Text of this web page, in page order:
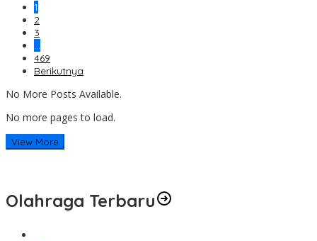
1
2
3
…
469
Berikutnya
No More Posts Available.
No more pages to load.
View More
Olahraga Terbaru